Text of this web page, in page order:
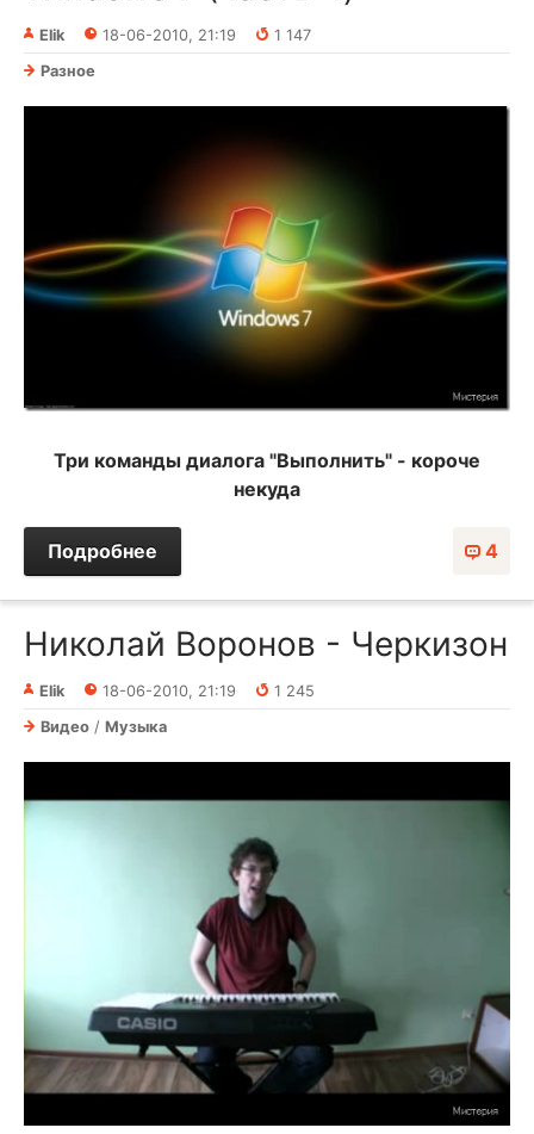
Elik 18-06-2010, 21:19
1 147
Разное
Три команды диалога "Выполнить" - короче
некуда
4
Подробнее
Николай Воронов - Черкизон
Elik 18-06-2010, 21:19
1 245
Видео / Музыка